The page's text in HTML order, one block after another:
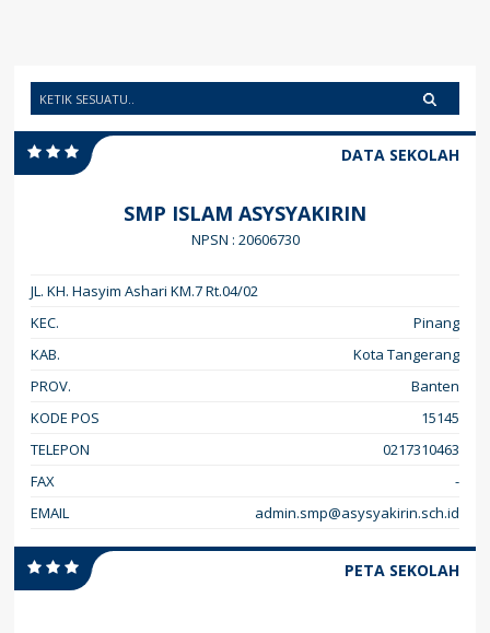
DATA SEKOLAH
SMP ISLAM ASYSYAKIRIN
NPSN : 20606730
JL. KH. Hasyim Ashari KM.7 Rt.04/02
KEC.
Pinang
KAB.
Kota Tangerang
PROV.
Banten
KODE POS
15145
TELEPON
0217310463
FAX
-
EMAIL
admin.smp@asysyakirin.sch.id
PETA SEKOLAH